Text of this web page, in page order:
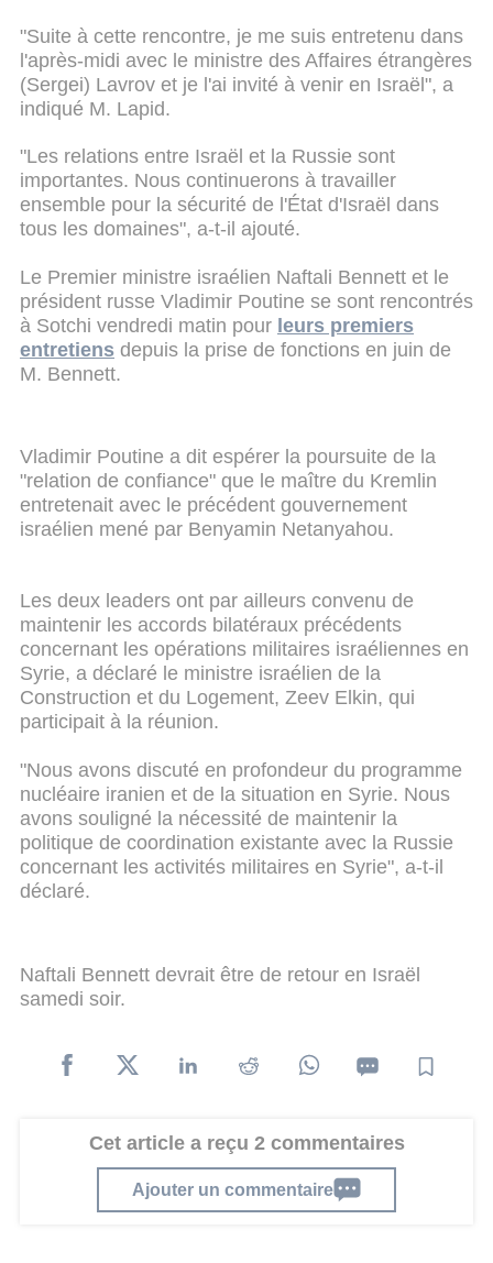
"Suite à cette rencontre, je me suis entretenu dans
l'après-midi avec le ministre des Affaires étrangères
(Sergei) Lavrov et je l'ai invité à venir en Israël", a
indiqué M. Lapid.
"Les relations entre Israël et la Russie sont
importantes. Nous continuerons à travailler
ensemble pour la sécurité de l'État d'Israël dans
tous les domaines", a-t-il ajouté.
Le Premier ministre israélien Naftali Bennett et le
président russe Vladimir Poutine se sont rencontrés
à Sotchi vendredi matin pour leurs premiers
entretiens depuis la prise de fonctions en juin de
M. Bennett.
Vladimir Poutine a dit espérer la poursuite de la
"relation de confiance" que le maître du Kremlin
entretenait avec le précédent gouvernement
israélien mené par Benyamin Netanyahou.
Les deux leaders ont par ailleurs convenu de
maintenir les accords bilatéraux précédents
concernant les opérations militaires israéliennes en
Syrie, a déclaré le ministre israélien de la
Construction et du Logement, Zeev Elkin, qui
participait à la réunion.
"Nous avons discuté en profondeur du programme
nucléaire iranien et de la situation en Syrie. Nous
avons souligné la nécessité de maintenir la
politique de coordination existante avec la Russie
concernant les activités militaires en Syrie", a-t-il
déclaré.
Naftali Bennett devrait être de retour en Israël
samedi soir.
Cet article a reçu 2 commentaires
Ajouter un commentaire